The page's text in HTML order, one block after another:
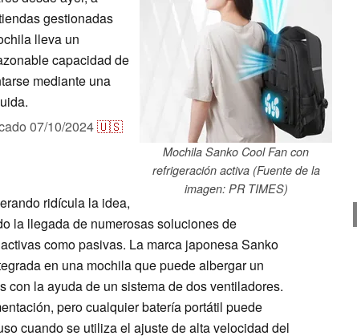
Mochila Sanko Cool Fan con
refrigeración activa (Fuente de la
imagen: PR TIMES)
gestionadas
lleva un
capacidad de
mediante una
07/10/2024🇺🇸
ridícula la idea,
la llegada de numerosas soluciones de
como pasivas. La marca japonesa Sanko
en una mochila que puede albergar un
con la ayuda de un sistema de dos ventiladores.
pero cualquier batería portátil puede
cuando se utiliza el ajuste de alta velocidad del